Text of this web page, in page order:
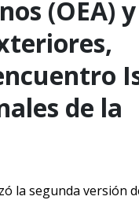
(OEA) y
de la
la segunda versión